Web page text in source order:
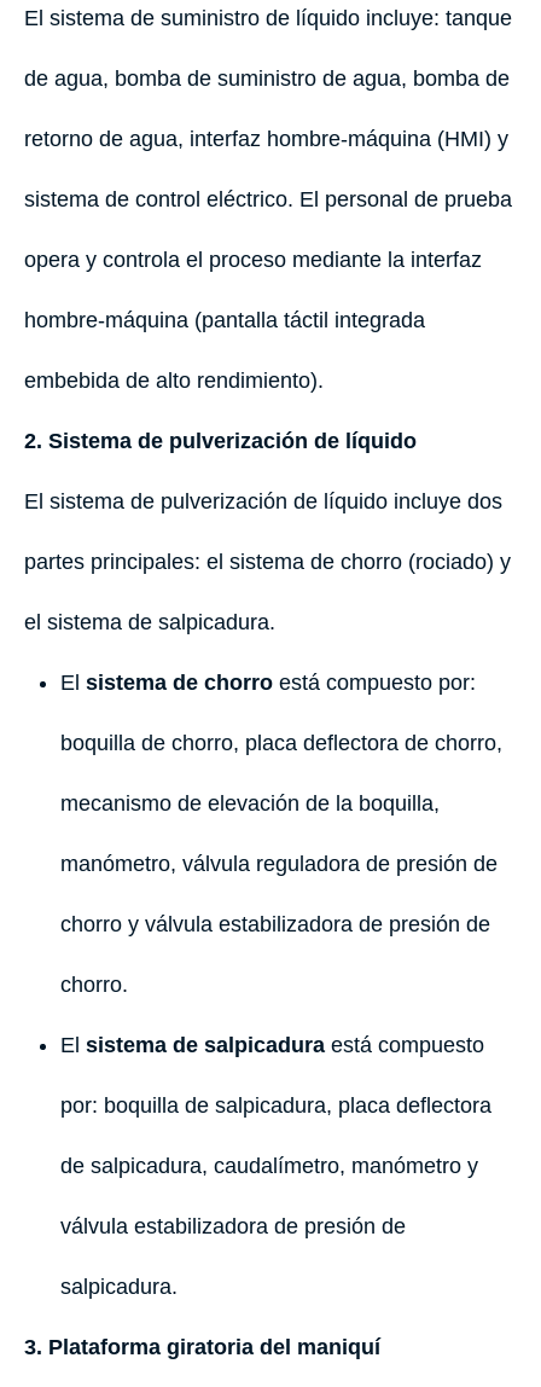
El sistema de suministro de líquido incluye: tanque
de agua, bomba de suministro de agua, bomba de
retorno de agua, interfaz hombre-máquina (HMI) y
sistema de control eléctrico. El personal de prueba
opera y controla el proceso mediante la interfaz
hombre-máquina (pantalla táctil integrada
embebida de alto rendimiento).
2. Sistema de pulverización de líquido
El sistema de pulverización de líquido incluye dos
partes principales: el sistema de chorro (rociado) y
el sistema de salpicadura.
El sistema de chorro está compuesto por:
boquilla de chorro, placa deflectora de chorro,
mecanismo de elevación de la boquilla,
manómetro, válvula reguladora de presión de
chorro y válvula estabilizadora de presión de
chorro.
El sistema de salpicadura está compuesto
por: boquilla de salpicadura, placa deflectora
de salpicadura, caudalímetro, manómetro y
válvula estabilizadora de presión de
salpicadura.
3. Plataforma giratoria del maniquí